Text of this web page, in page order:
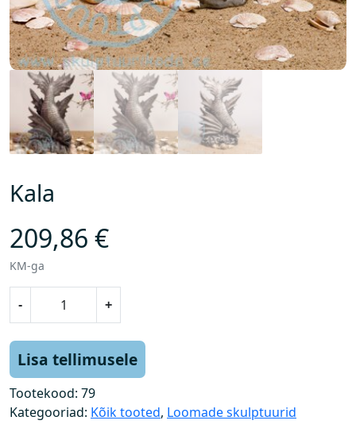
Kala
209,86 €
KM-ga
-
k
o
g
+
Lisa tellimusele
Tootekood: 79
Kategooriad: Kõik tooted, Loomade skulptuurid